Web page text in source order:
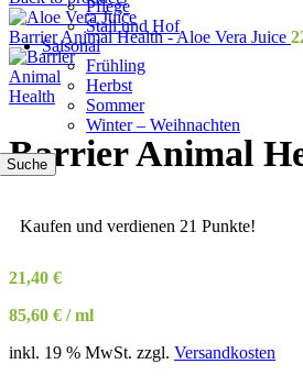
Pflege
Stall und Hof
Saisonal
Frühling
Herbst
Sommer
Winter – Weihnachten
Suche
Barrier Animal Health - Aloe Vera Juice
Barrier Animal
Kaufen und verdienen 21 Punkte!
21,40 €
85,60 € /ml
inkl. 19 % MwSt. zzgl. Versandkosten